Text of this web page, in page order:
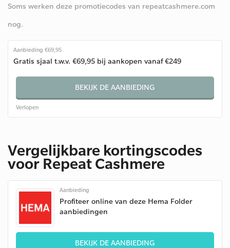
Soms werken deze promotiecodes van repeatcashmere.com
nog.
Aanbieding €69,95
Gratis sjaal t.w.v. €69,95 bij aankopen vanaf €249
BEKIJK DE AANBIEDING
Verlopen
Vergelijkbare kortingscodes
voor Repeat Cashmere
Aanbieding
Profiteer online van deze Hema Folder
aanbiedingen
BEKIJK DE AANBIEDING